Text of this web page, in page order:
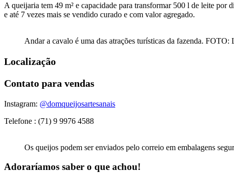
A queijaria tem 49 m² e capacidade para transformar 500 l de leite por
e até 7 vezes mais se vendido curado e com valor agregado.
Andar a cavalo é uma das atrações turísticas da fazenda.
Localização
Contato para vendas
Instagram: @domqueijosartesanais
Telefone : (71) 9 9976 4588
Os queijos podem ser enviados pelo correio em embalagens
Adoraríamos saber o que achou!